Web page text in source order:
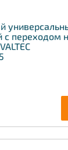
с переходом